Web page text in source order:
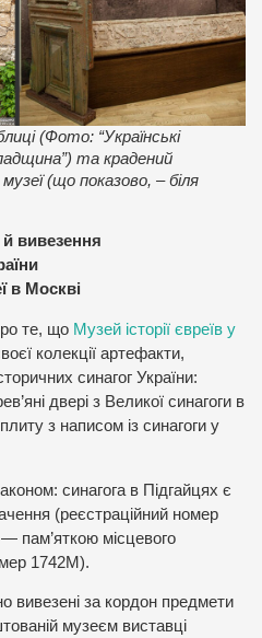
(Фото: “Українські
та крадений
(що показово, – біля
вивезення
в Москві
те, що Музей історії євреїв у
колекції артефакти,
синагог України:
двері з Великої синагоги в
з написом із синагоги у
синагога в Підгайцях є
(реєстраційний номер
— пам’яткою місцевого
1742М).
вивезені за кордон предмети
музеєм виставці